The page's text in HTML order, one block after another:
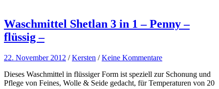
Waschmittel Shetlan 3 in 1 – Penny –
flüssig –
22. November 2012 /Kersten /Keine Kommentare
Dieses Waschmittel in flüssiger Form ist speziell zur Schonung und
Pflege von Feines, Wolle & Seide gedacht, für Temperaturen von 20